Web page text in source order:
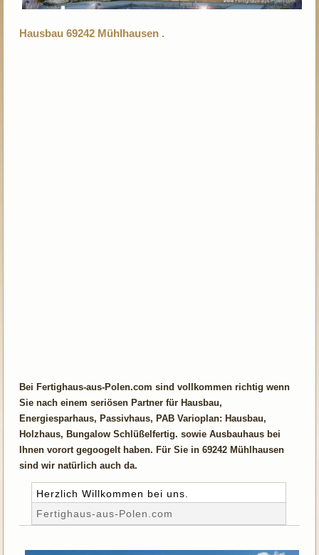
Hausbau 69242 Mühlhausen .
Bei Fertighaus-aus-Polen.com sind vollkommen richtig wenn
Sie nach einem seriösen Partner für Hausbau,
Energiesparhaus, Passivhaus, PAB Varioplan: Hausbau,
Holzhaus, Bungalow Schlüßelfertig. sowie Ausbauhaus bei
Ihnen vorort gegoogelt haben. Für Sie in 69242 Mühlhausen
sind wir natürlich auch da.
Herzlich Willkommen bei uns.
Fertighaus-aus-Polen.com